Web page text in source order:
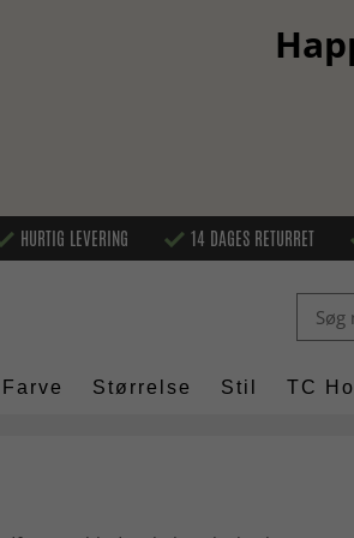
HURTIG LEVERING 14 DAGES RETURRET
Farve Størrelse Stil TC